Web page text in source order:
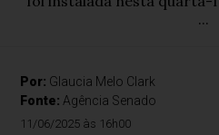
...
Por: Glaucia Melo Clark
Fonte: Agência Senado
11/06/2025 às 16h00